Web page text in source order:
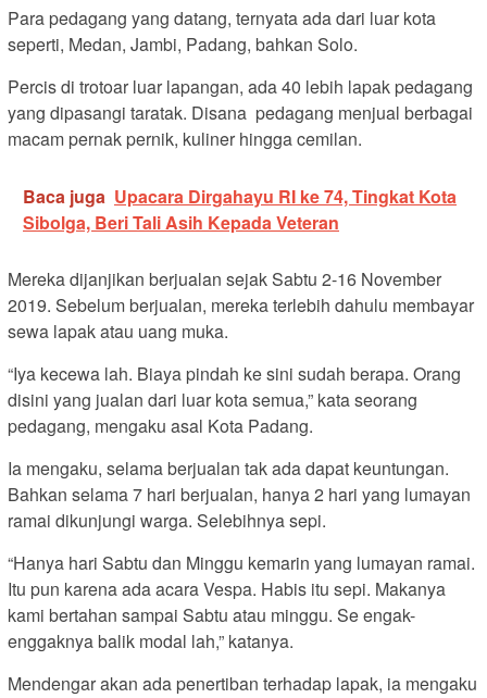
Para pedagang yang datang, ternyata ada dari luar kota
seperti, Medan, Jambi, Padang, bahkan Solo.
Percis di trotoar luar lapangan, ada 40 lebih lapak pedagang
yang dipasangi taratak. Disana pedagang menjual berbagai
macam pernak pernik, kuliner hingga cemilan.
Baca juga Upacara Dirgahayu RI ke 74, Tingkat Kota
Sibolga, Beri Tali Asih Kepada Veteran
Mereka dijanjikan berjualan sejak Sabtu 2-16 November
2019. Sebelum berjualan, mereka terlebih dahulu membayar
sewa lapak atau uang muka.
“Iya kecewa lah. Biaya pindah ke sini sudah berapa. Orang
disini yang jualan dari luar kota semua,” kata seorang
pedagang, mengaku asal Kota Padang.
Ia mengaku, selama berjualan tak ada dapat keuntungan.
Bahkan selama 7 hari berjualan, hanya 2 hari yang lumayan
ramai dikunjungi warga. Selebihnya sepi.
“Hanya hari Sabtu dan Minggu kemarin yang lumayan ramai.
Itu pun karena ada acara Vespa. Habis itu sepi. Makanya
kami bertahan sampai Sabtu atau minggu. Se engak-
enggaknya balik modal lah,” katanya.
Mendengar akan ada penertiban terhadap lapak, ia mengaku